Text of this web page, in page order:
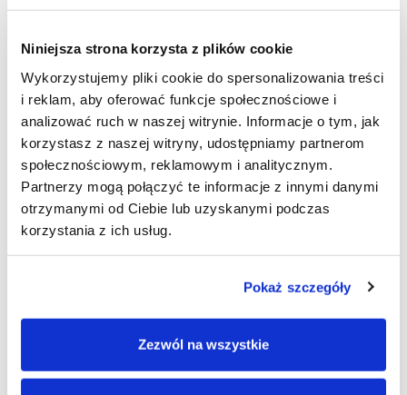
Niniejsza strona korzysta z plików cookie
Wykorzystujemy pliki cookie do spersonalizowania treści
i reklam, aby oferować funkcje społecznościowe i
analizować ruch w naszej witrynie. Informacje o tym, jak
korzystasz z naszej witryny, udostępniamy partnerom
społecznościowym, reklamowym i analitycznym.
Partnerzy mogą połączyć te informacje z innymi danymi
otrzymanymi od Ciebie lub uzyskanymi podczas
korzystania z ich usług.
Pokaż szczegóły
Zezwól na wszystkie
terapeutyczna może być bardzo korzystna.
Wczesna interwencja może zapobiec pogorszeniu
się objawów i poprawić jakość życia.
CO OFERUJEMY?
Powróć do swojej najlepszej
formy